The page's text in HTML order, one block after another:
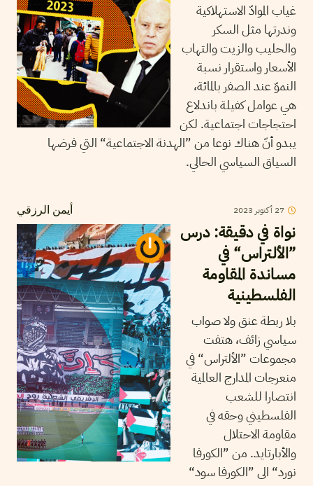
غياب الموادّ الاستهلاكية
وندرتها مثل السكر
والحليب والزيت والتهاب
الأسعار واستقرار نسبة
النموّ عند الصفر بالمائة،
هي عوامل كفيلة باندلاع
احتجاجات اجتماعية. لكن
يبدو أنّ هناك نوعا من ”الهدنة الاجتماعية“ التي فرضها
السياق السياسي الحالي.
أيمن الرزقي 27 أكتوبر 2023
نواة في دقيقة: درس
”الألتراس“ في
مساندة المقاومة
الفلسطينية
بلا ربطة عنق ولا صواب
سياسي زائف، هتفت
مجموعات ”الألتراس“ في
منعرجات المدارج العالمية
انتصارا للشعب
الفلسطيني وحقه في
مقاومة الاحتلال
والأبارتايد. من ”الكورفا
نورد“ الى ”الكورفا سود“